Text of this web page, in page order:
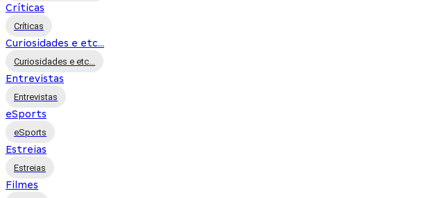
Críticas
Críticas
Curiosidades e etc...
Curiosidades e etc...
Entrevistas
Entrevistas
eSports
eSports
Estreias
Estreias
Filmes